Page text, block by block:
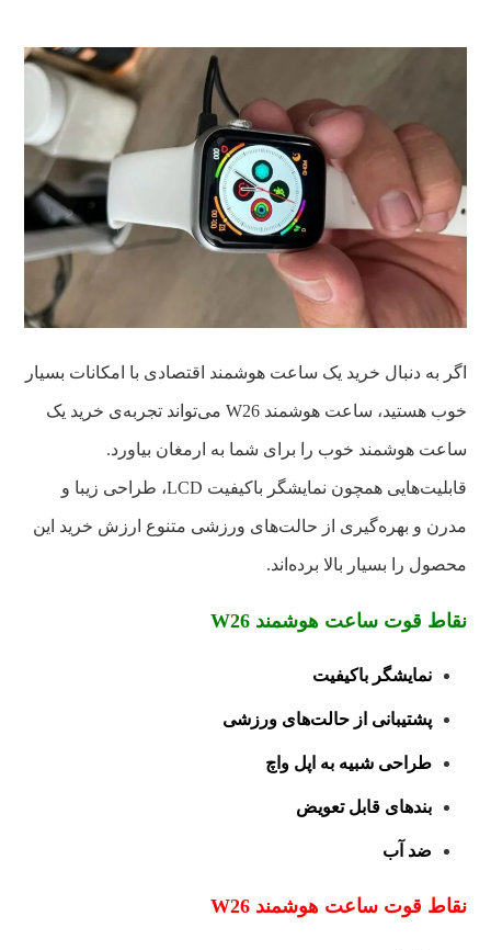
اگر به دنبال خرید یک ساعت هوشمند اقتصادی با امکانات بسیار
خوب هستید، ساعت هوشمند W26 می‌تواند تجربه‌ی خرید یک
ساعت هوشمند خوب را برای شما به ارمغان بیاورد.
قابلیت‌هایی همچون نمایشگر باکیفیت LCD، طراحی زیبا و
مدرن و بهره‌گیری از حالت‌های ورزشی متنوع ارزش خرید این
محصول را بسیار بالا برده‌اند.
نقاط قوت ساعت هوشمند W26
نمایشگر باکیفیت
پشتیبانی از حالت‌های ورزشی
طراحی شبیه به اپل واچ
بندهای قابل تعویض
ضد آب
نقاط قوت ساعت هوشمند W26